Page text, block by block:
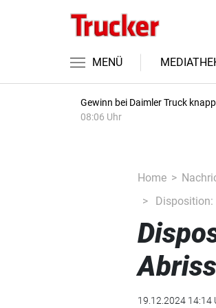
MENÜ
Gewinn bei Daimler Truck
08:06 Uhr
Home
Disposition:
19.12.2024 14:14